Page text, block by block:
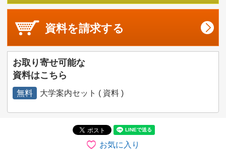
資料を請求する
お取り寄せ可能な
資料はこちら
無料 大学案内セット ( 資料 )
お気に入り